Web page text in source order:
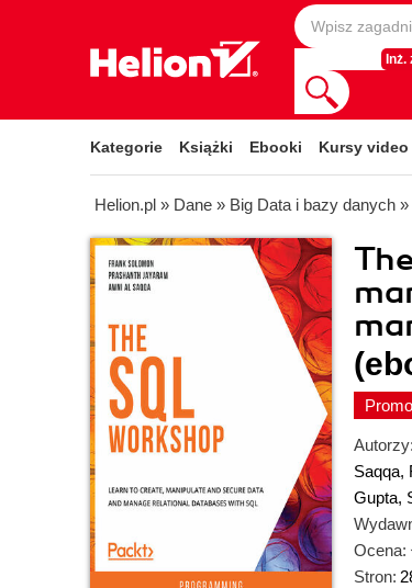
Inż.
Kategorie Książki Ebooki Kursy video
Helion.pl » Dane » Big Data i bazy danych »
Autorzy:
Saqqa,
Gupta,
Ocena:
Stron: